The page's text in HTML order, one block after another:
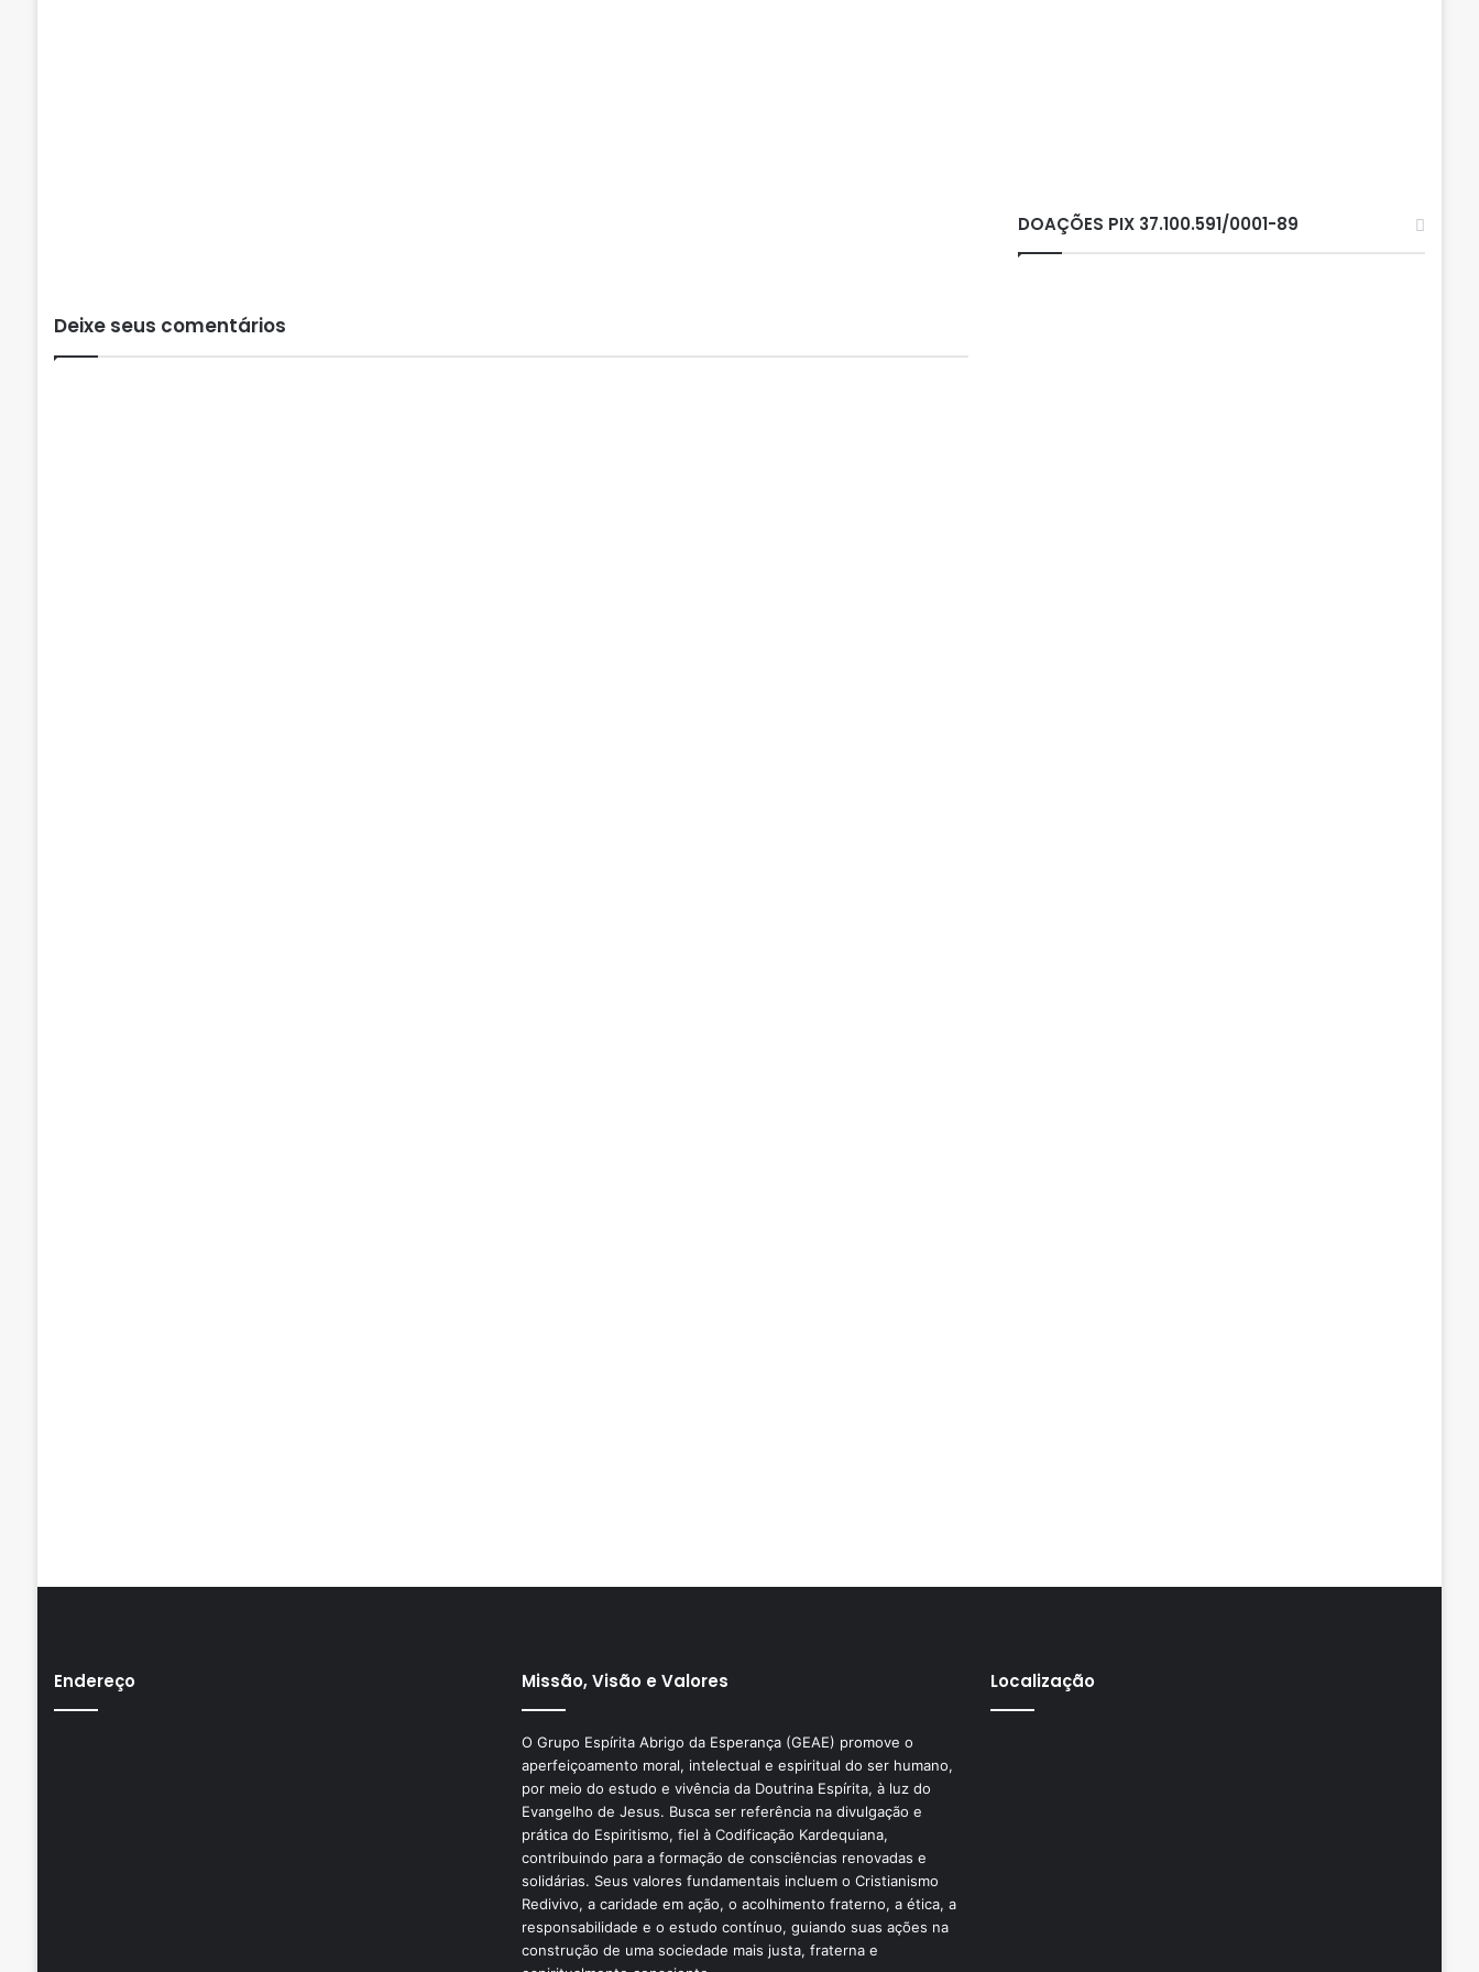
Deixe seus comentários
DOAÇÕES PIX 37.100.591/0001-89
Endereço Missão, Visão e Valores
O Grupo Espírita Abrigo da Esperança (GEAE) promove o
aperfeiçoamento moral, intelectual e espiritual do ser humano,
por meio do estudo e vivência da Doutrina Espírita, à luz do
Evangelho de Jesus. Busca ser referência na divulgação e
prática do Espiritismo, fiel à Codificação Kardequiana,
contribuindo para a formação de consciências renovadas e
solidárias. Seus valores fundamentais incluem o Cristianismo
Redivivo, a caridade em ação, o acolhimento fraterno, a ética, a
responsabilidade e o estudo contínuo, guiando suas ações na
construção de uma sociedade mais justa, fraterna e
Localização